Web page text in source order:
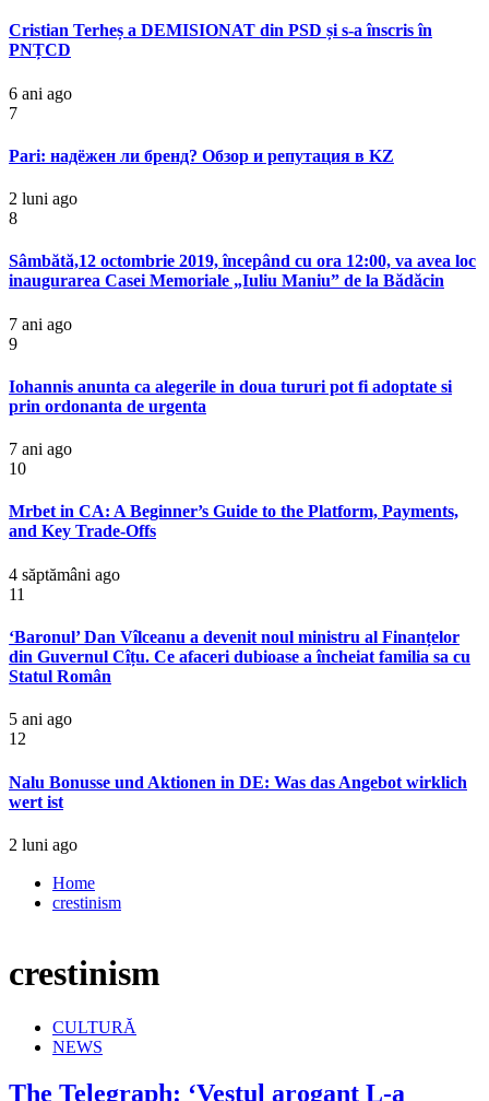
Cristian Terheș a DEMISIONAT din PSD și s-a înscris în
PNȚCD
6 ani ago
7
Pari: надёжен ли бренд? Обзор и репутация в KZ
2 luni ago
8
Sâmbătă,12 octombrie 2019, începând cu ora 12:00, va avea loc
inaugurarea Casei Memoriale „Iuliu Maniu” de la Bădăcin
7 ani ago
9
Iohannis anunta ca alegerile in doua tururi pot fi adoptate si
prin ordonanta de urgenta
7 ani ago
10
Mrbet in CA: A Beginner’s Guide to the Platform, Payments,
and Key Trade-Offs
4 săptămâni ago
11
‘Baronul’ Dan Vîlceanu a devenit noul ministru al Finanțelor
din Guvernul Cîțu. Ce afaceri dubioase a încheiat familia sa cu
Statul Român
5 ani ago
12
Nalu Bonusse und Aktionen in DE: Was das Angebot wirklich
wert ist
2 luni ago
Home
crestinism
crestinism
CULTURĂ
NEWS
The Telegraph: ‘Vestul arogant L-a